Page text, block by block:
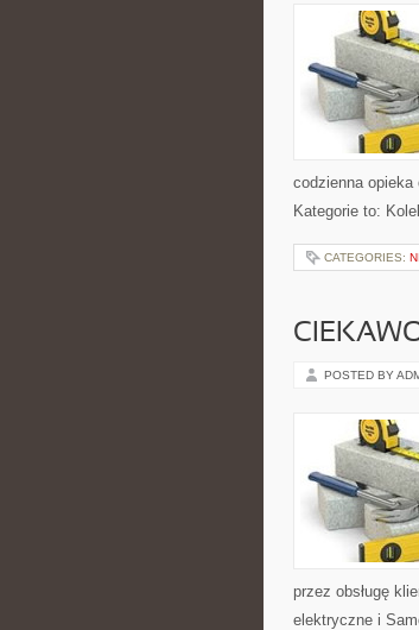
codzienna
Kategorie to:
CATEGORIES:
POSTED BY
przez obsługę
elektryczne i